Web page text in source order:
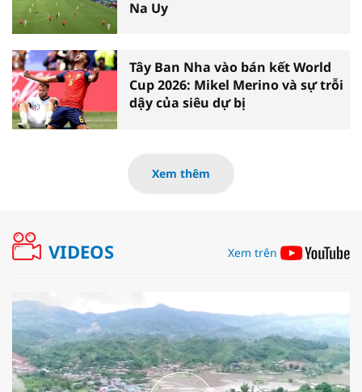
Na Uy
Tây Ban Nha vào bán kết World
Cup 2026: Mikel Merino và sự trỗi
dậy của siêu dự bị
Xem thêm
VIDEOS Xem trên